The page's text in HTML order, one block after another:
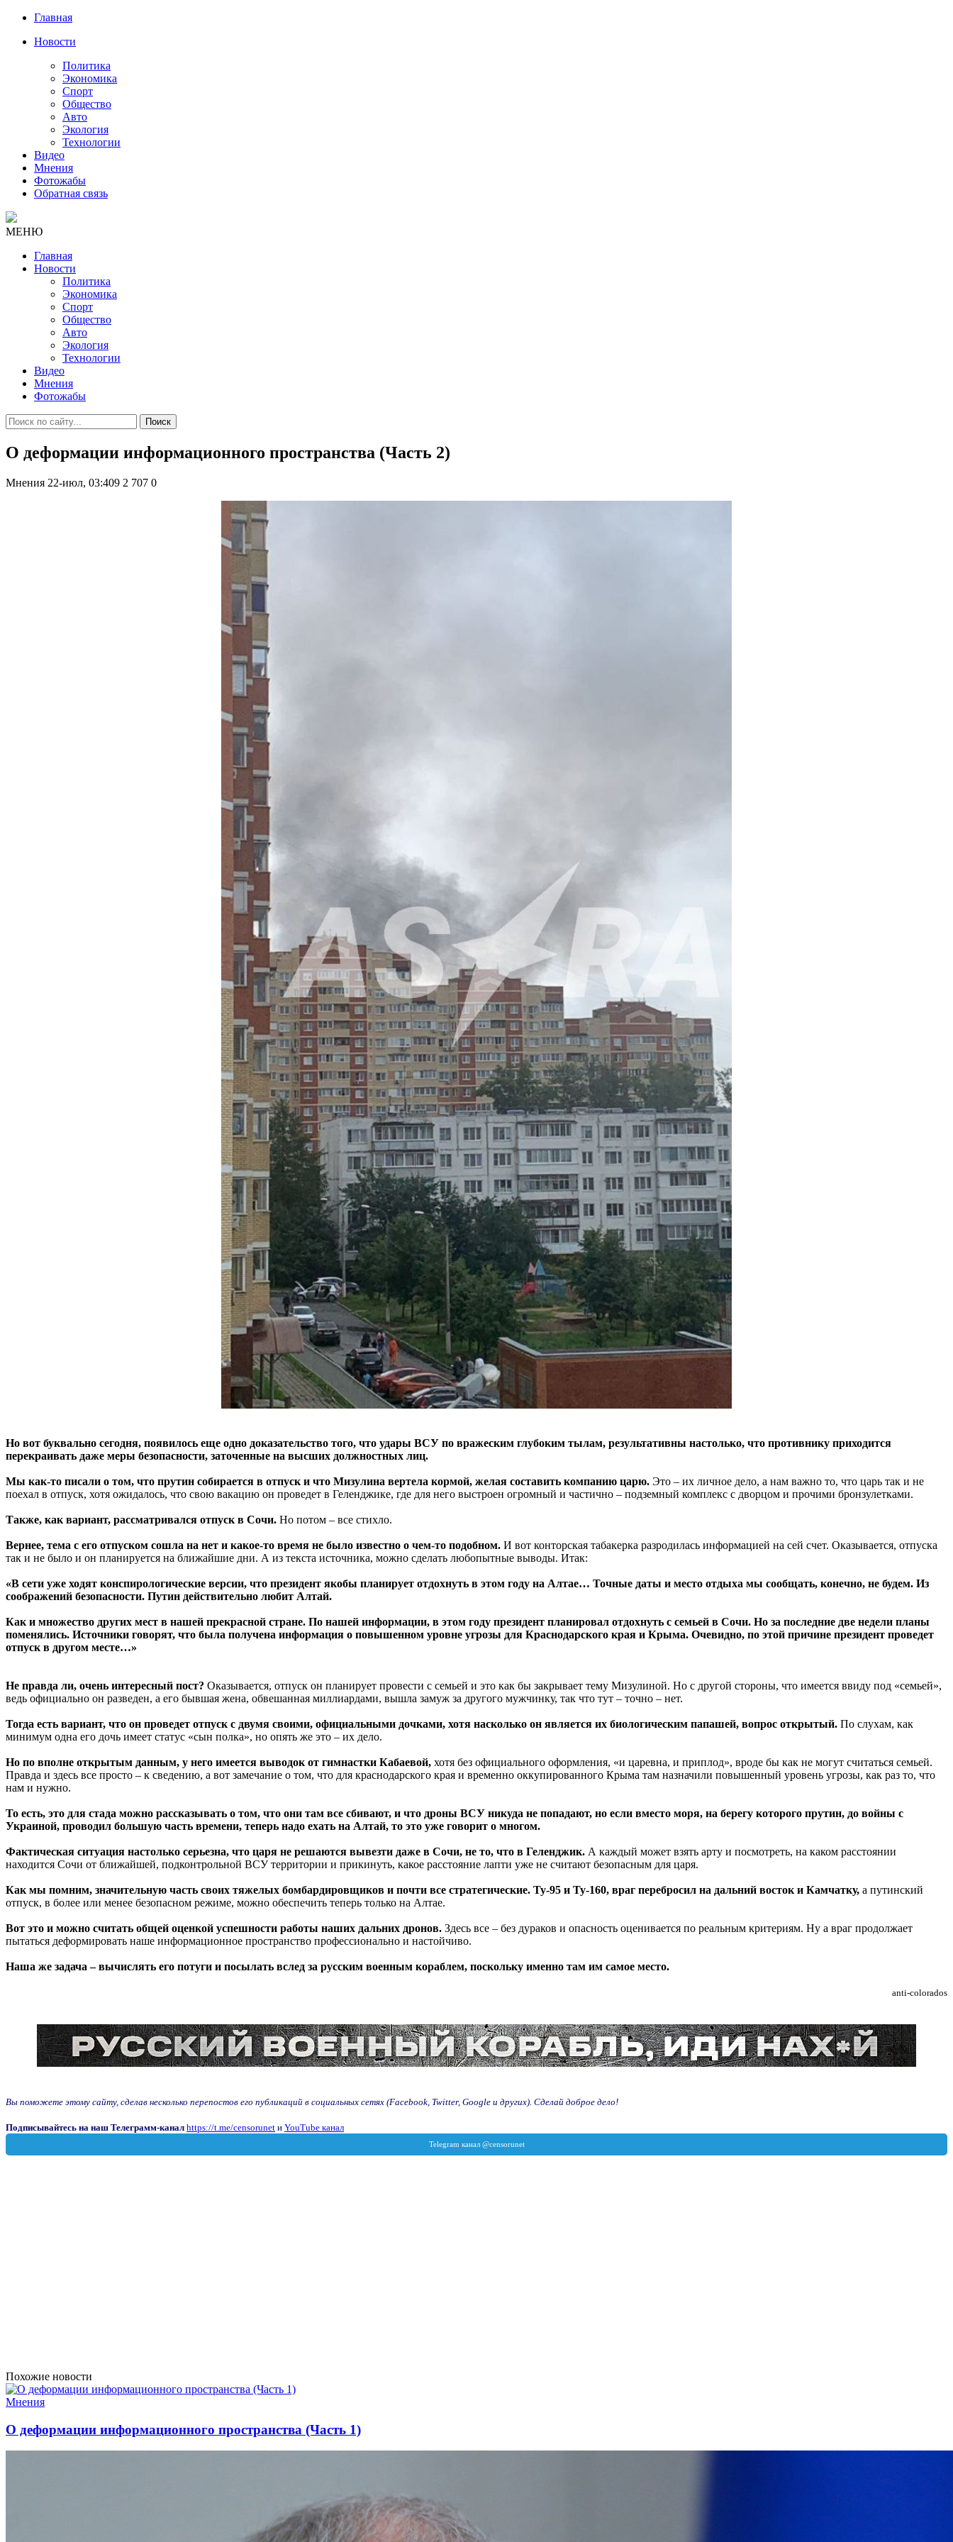
Главная
Новости
Политика
Экономика
Спорт
Общество
Авто
Экология
Технологии
Видео
Мнения
Фотожабы
Обратная связь
МЕНЮ
Главная
Новости
Политика
Экономика
Спорт
Общество
Авто
Экология
Технологии
Видео
Мнения
Фотожабы
Поиск
О деформации информационного пространства (Часть 2)
Мнения 22-июл, 03:409 2 707 0
Но вот буквально сегодня, появилось еще одно доказательство того, что удары ВСУ по вражеским глубоким тылам, результативны настолько, что противнику приходится
перекраивать даже меры безопасности, заточенные на высших должностных лиц.
Мы как-то писали о том, что прутин собирается в отпуск и что Мизулина вертела кормой, желая составить компанию царю. Это – их личное дело, а нам важно то, что царь так и не
поехал в отпуск, хотя ожидалось, что свою вакацию он проведет в Геленджике, где для него выстроен огромный и частично – подземный комплекс с дворцом и прочими бронзулетками.
Также, как вариант, рассматривался отпуск в Сочи. Но потом – все стихло.
Вернее, тема с его отпуском сошла на нет и какое-то время не было известно о чем-то подобном. И вот конторская табакерка разродилась информацией на сей счет. Оказывается, отпуска
так и не было и он планируется на ближайшие дни. А из текста источника, можно сделать любопытные выводы. Итак:
«В сети уже ходят конспирологические версии, что президент якобы планирует отдохнуть в этом году на Алтае… Точные даты и место отдыха мы сообщать, конечно, не будем. Из
соображений безопасности. Путин действительно любит Алтай.
Как и множество других мест в нашей прекрасной стране. По нашей информации, в этом году президент планировал отдохнуть с семьей в Сочи. Но за последние две недели планы
поменялись. Источники говорят, что была получена информация о повышенном уровне угрозы для Краснодарского края и Крыма. Очевидно, по этой причине президент проведет
отпуск в другом месте…»
Не правда ли, очень интересный пост? Оказывается, отпуск он планирует провести с семьей и это как бы закрывает тему Мизулиной. Но с другой стороны, что имеется ввиду под «семьей»,
ведь официально он разведен, а его бывшая жена, обвешанная миллиардами, вышла замуж за другого мужчинку, так что тут – точно – нет.
Тогда есть вариант, что он проведет отпуск с двумя своими, официальными дочками, хотя насколько он является их биологическим папашей, вопрос открытый. По слухам, как
минимум одна его дочь имеет статус «сын полка», но опять же это – их дело.
Но по вполне открытым данным, у него имеется выводок от гимнастки Кабаевой, хотя без официального оформления, «и царевна, и приплод», вроде бы как не могут считаться семьей.
Правда и здесь все просто – к сведению, а вот замечание о том, что для краснодарского края и временно оккупированного Крыма там назначили повышенный уровень угрозы, как раз то, что
нам и нужно.
То есть, это для стада можно рассказывать о том, что они там все сбивают, и что дроны ВСУ никуда не попадают, но если вместо моря, на берегу которого прутин, до войны с
Украиной, проводил большую часть времени, теперь надо ехать на Алтай, то это уже говорит о многом.
Фактическая ситуация настолько серьезна, что царя не решаются вывезти даже в Сочи, не то, что в Геленджик. А каждый может взять арту и посмотреть, на каком расстоянии
находится Сочи от ближайшей, подконтрольной ВСУ территории и прикинуть, какое расстояние лапти уже не считают безопасным для царя.
Как мы помним, значительную часть своих тяжелых бомбардировщиков и почти все стратегические. Ту-95 и Ту-160, враг перебросил на дальний восток и Камчатку, а путинский
отпуск, в более или менее безопасном режиме, можно обеспечить теперь только на Алтае.
Вот это и можно считать общей оценкой успешности работы наших дальних дронов. Здесь все – без дураков и опасность оценивается по реальным критериям. Ну а враг продолжает
пытаться деформировать наше информационное пространство профессионально и настойчиво.
Наша же задача – вычислять его потуги и посылать вслед за русским военным кораблем, поскольку именно там им самое место.
anti-colorados
Вы поможете этому сайту, сделав несколько перепостов его публикаций в социальных сетях (Facebook, Twitter, Google и других). Сделай доброе дело!
Подписывайтесь на наш Телеграмм-канал https://t.me/censorunet и YouTube канал
Похожие новости
Мнения
О деформации информационного пространства (Часть 1)